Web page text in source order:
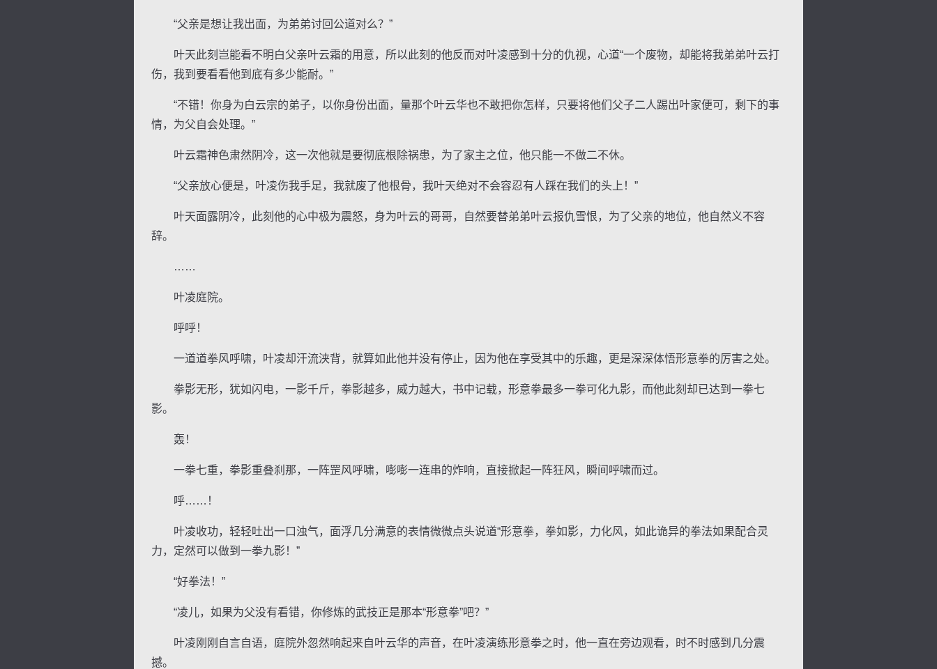
“父亲是想让我出面，为弟弟讨回公道对么？”
叶天此刻岂能看不明白父亲叶云霜的用意，所以此刻的他反而对叶凌感到十分的仇视，心道“一个废物，却能将我弟弟叶云打
伤，我到要看看他到底有多少能耐。”
“不错！你身为白云宗的弟子，以你身份出面，量那个叶云华也不敢把你怎样，只要将他们父子二人踢出叶家便可，剩下的事
情，为父自会处理。”
叶云霜神色肃然阴冷，这一次他就是要彻底根除祸患，为了家主之位，他只能一不做二不休。
“父亲放心便是，叶凌伤我手足，我就废了他根骨，我叶天绝对不会容忍有人踩在我们的头上！”
叶天面露阴冷，此刻他的心中极为震怒，身为叶云的哥哥，自然要替弟弟叶云报仇雪恨，为了父亲的地位，他自然义不容
辞。
……
叶凌庭院。
呼呼！
一道道拳风呼啸，叶凌却汗流浃背，就算如此他并没有停止，因为他在享受其中的乐趣，更是深深体悟形意拳的厉害之处。
拳影无形，犹如闪电，一影千斤，拳影越多，威力越大，书中记载，形意拳最多一拳可化九影，而他此刻却已达到一拳七
影。
轰！
一拳七重，拳影重叠刹那，一阵罡风呼啸，嘭嘭一连串的炸响，直接掀起一阵狂风，瞬间呼啸而过。
呼……！
叶凌收功，轻轻吐出一口浊气，面浮几分满意的表情微微点头说道“形意拳，拳如影，力化风，如此诡异的拳法如果配合灵
力，定然可以做到一拳九影！”
“好拳法！”
“凌儿，如果为父没有看错，你修炼的武技正是那本“形意拳”吧？”
叶凌刚刚自言自语，庭院外忽然响起来自叶云华的声音，在叶凌演练形意拳之时，他一直在旁边观看，时不时感到几分震
撼。